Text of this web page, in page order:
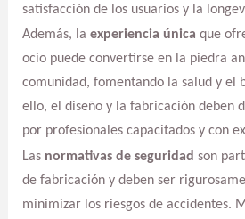
satisfacción de los usuarios y la
Además, la experiencia única que
ocio puede convertirse en la piedra
comunidad, fomentando la salud y el
ello, el diseño y la fabricación deben
por profesionales capacitados y con
Las normativas de seguridad son
de fabricación y deben ser
minimizar los riesgos de accidentes.